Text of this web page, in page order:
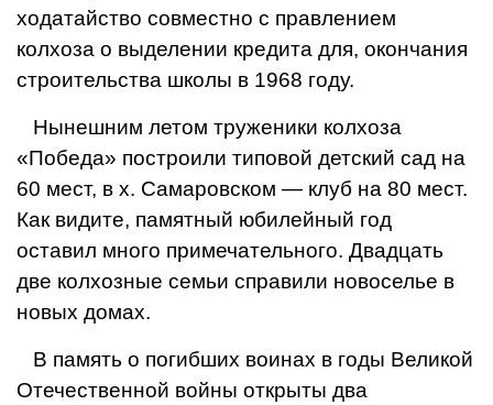
ходатайство совместно с правлением
колхоза о выде­лении кредита для, оконча­ния
строительства школы в 1968 году.
Нынешним летом труже­ники колхоза
«Победа» по­строили типовой детский сад на
60 мест, в х. Самаровском — клуб на 80 мест.
Как видите, памятный юбилейный год
оставил много примеча­тельного. Двадцать
две кол­хозные семьи справили ново­селье в
новых домах.
В память о погибших вои­нах в годы Великой
Отече­ственной войны открыты два